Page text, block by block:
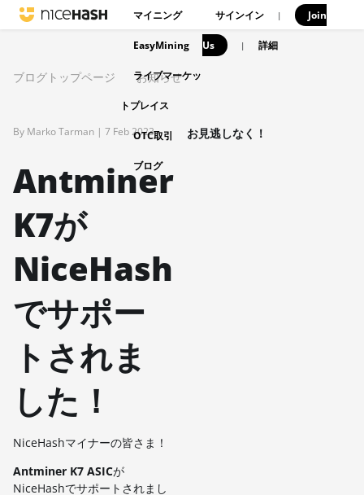
マイニング
EasyMining
ライブマーケッ
トプレイス
OTC取引
ブログ
サインイン | Join
Us | 詳細
ブログトップページ お知らせ
By Marko Tarman | 7 Feb 2023
Antminer
K7が
NiceHash
でサポー
トされま
した！
NiceHashマイナーの皆さま！
Antminer K7 ASICが
NiceHashでサポートされまし
お見逃しなく！